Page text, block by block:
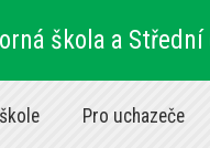
škola a
Pro uchazeče